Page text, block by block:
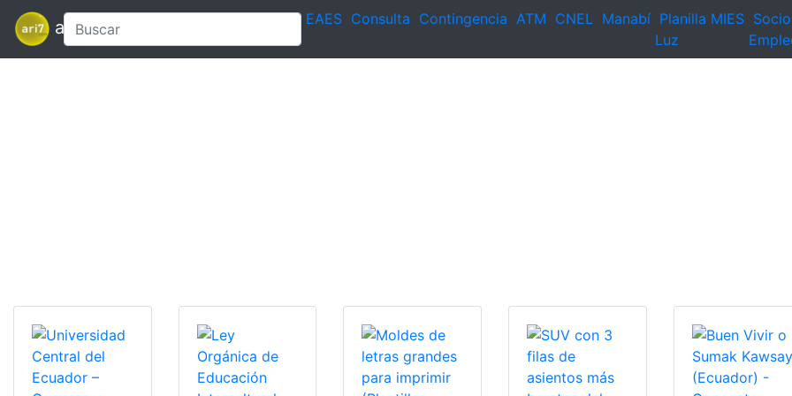
ari7 EAES Consulta Contingencia ATM CNEL Manabí Planilla
Luz
MIES Socio